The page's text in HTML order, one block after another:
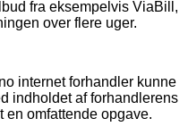
fra eksempelvis ViaBill,
over flere uger.
internet forhandler kunne
indholdet af forhandlerens
en omfattende opgave.